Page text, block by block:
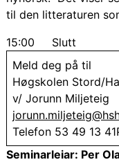
til den litteraturen
15:00 Slutt
Meld deg på til
Høgskolen Stord/
v/ Jorunn Miljeteig
Telefon 53 49 13
Seminarleiar: Per